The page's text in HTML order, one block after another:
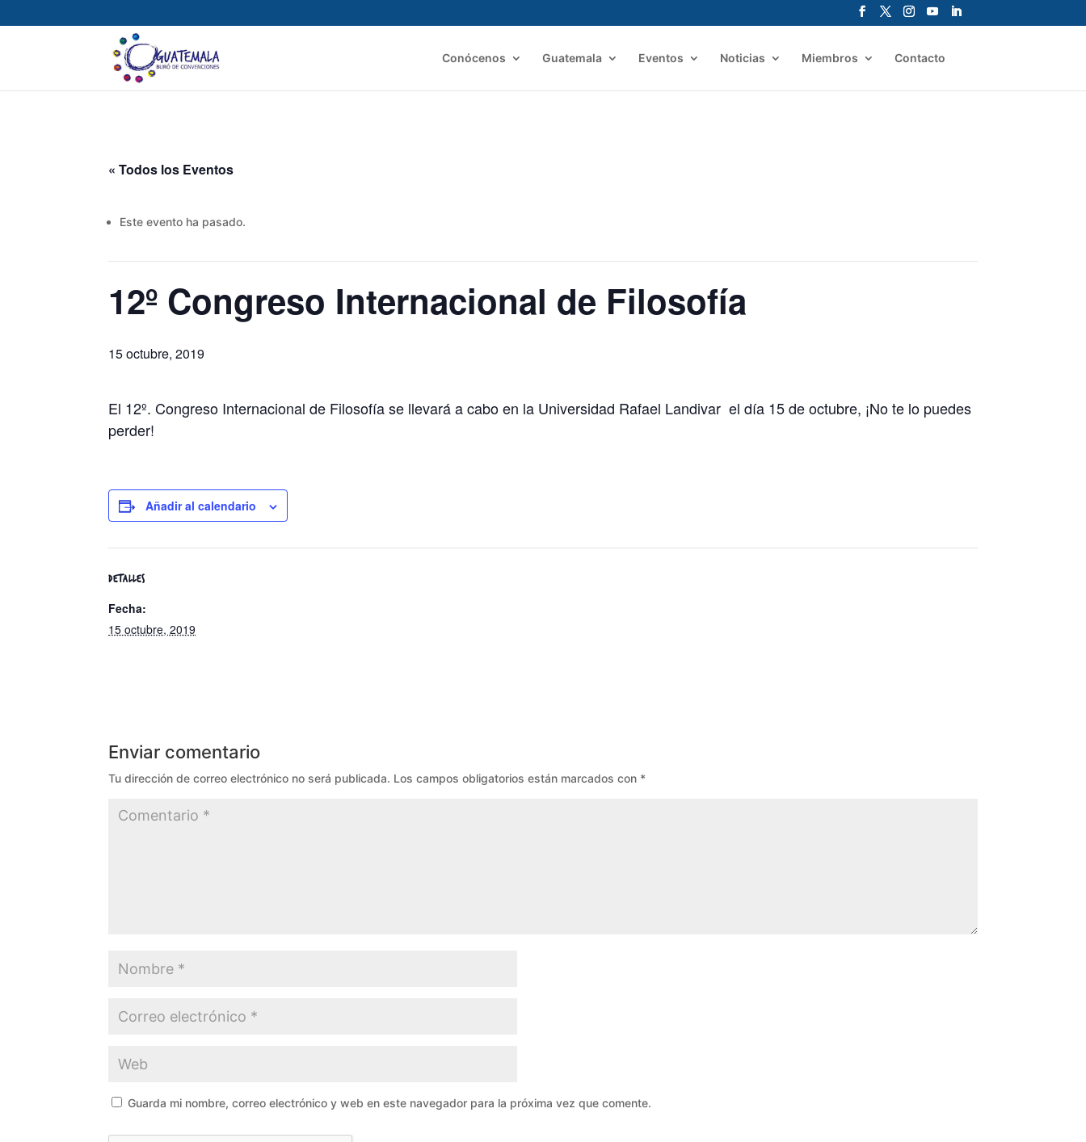
Conócenos Guatemala Eventos Noticias Miembros Contacto
« Todos los Eventos
Este evento ha pasado.
12º Congreso Internacional de Filosofía
15 octubre, 2019
El 12º. Congreso Internacional de Filosofía se llevará a cabo en la Universidad Rafael Landivar el día 15 de octubre, ¡No te lo puedes
perder!
Añadir al calendario
DETALLES
Fecha:
15 octubre, 2019
Enviar comentario
Tu dirección de correo electrónico no será publicada. Los campos obligatorios están marcados con *
Guarda mi nombre, correo electrónico y web en este navegador para la próxima vez que comente.